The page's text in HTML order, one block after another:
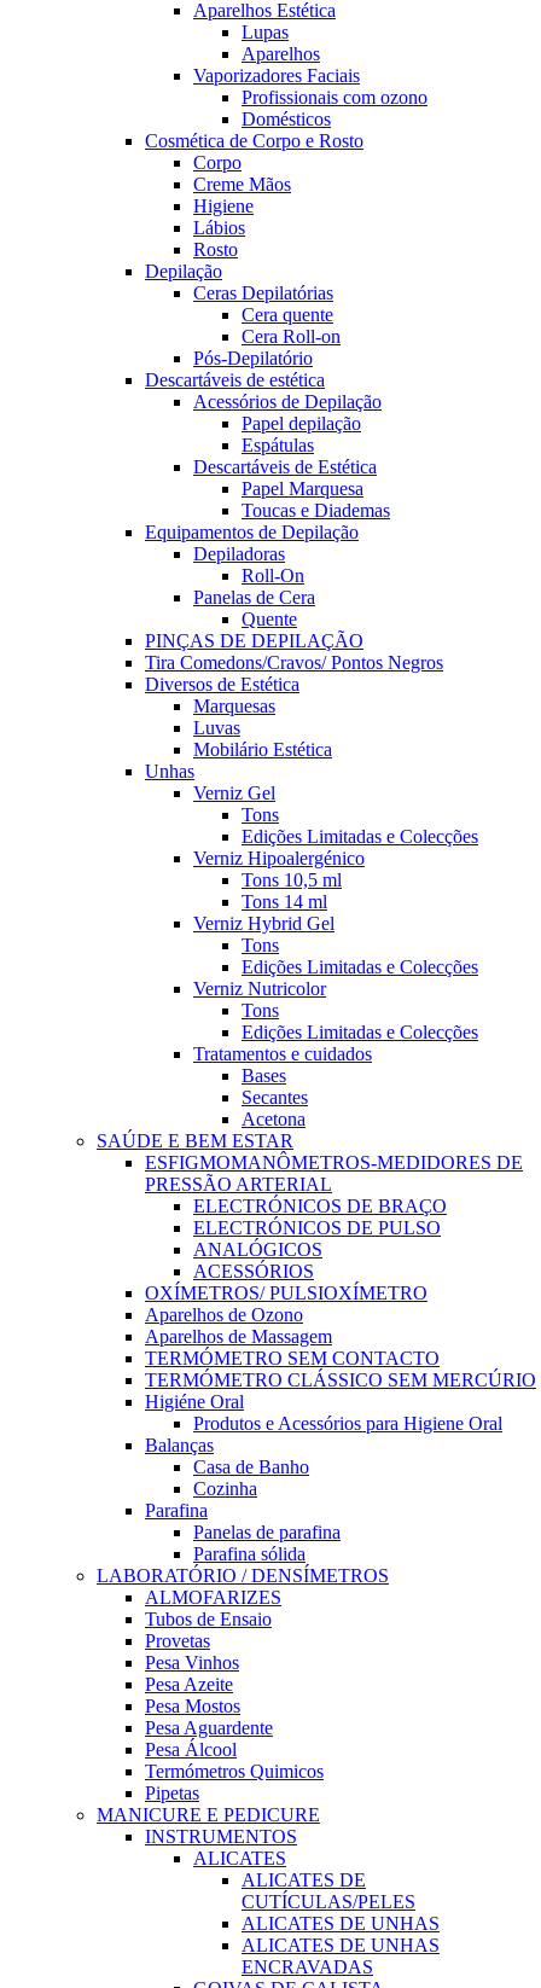
Aparelhos Estética
Lupas
Aparelhos
Vaporizadores Faciais
Profissionais com ozono
Domésticos
Cosmética de Corpo e Rosto
Corpo
Creme Mãos
Higiene
Lábios
Rosto
Depilação
Ceras Depilatórias
Cera quente
Cera Roll-on
Pós-Depilatório
Descartáveis de estética
Acessórios de Depilação
Papel depilação
Espátulas
Descartáveis de Estética
Papel Marquesa
Toucas e Diademas
Equipamentos de Depilação
Depiladoras
Roll-On
Panelas de Cera
Quente
PINÇAS DE DEPILAÇÃO
Tira Comedons/Cravos/ Pontos Negros
Diversos de Estética
Marquesas
Luvas
Mobilário Estética
Unhas
Verniz Gel
Tons
Edições Limitadas e Colecções
Verniz Hipoalergénico
Tons 10,5 ml
Tons 14 ml
Verniz Hybrid Gel
Tons
Edições Limitadas e Colecções
Verniz Nutricolor
Tons
Edições Limitadas e Colecções
Tratamentos e cuidados
Bases
Secantes
Acetona
SAÚDE E BEM ESTAR
ESFIGMOMANÔMETROS-MEDIDORES DE
PRESSÃO ARTERIAL
ELECTRÓNICOS DE BRAÇO
ELECTRÓNICOS DE PULSO
ANALÓGICOS
ACESSÓRIOS
OXÍMETROS/ PULSIOXÍMETRO
Aparelhos de Ozono
Aparelhos de Massagem
TERMÓMETRO SEM CONTACTO
TERMÓMETRO CLÁSSICO SEM MERCÚRIO
Higiéne Oral
Produtos e Acessórios para Higiene Oral
Balanças
Casa de Banho
Cozinha
Parafina
Panelas de parafina
Parafina sólida
LABORATÓRIO / DENSÍMETROS
ALMOFARIZES
Tubos de Ensaio
Provetas
Pesa Vinhos
Pesa Azeite
Pesa Mostos
Pesa Aguardente
Pesa Álcool
Termómetros Quimicos
Pipetas
MANICURE E PEDICURE
INSTRUMENTOS
ALICATES
ALICATES DE
CUTÍCULAS/PELES
ALICATES DE UNHAS
ALICATES DE UNHAS
ENCRAVADAS